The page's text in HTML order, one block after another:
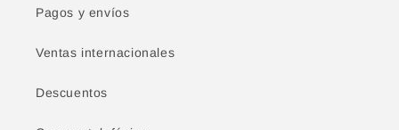
Pagos y envíos
Ventas internacionales
Descuentos